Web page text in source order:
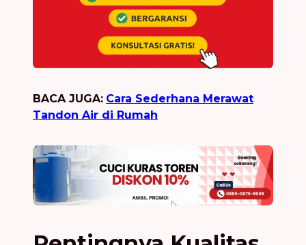
BACA JUGA: Cara Sederhana Merawat
Tandon Air di Rumah